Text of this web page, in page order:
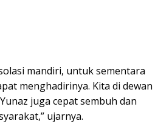
mandiri, untuk sementara
menghadirinya. Kita di dewan
juga cepat sembuh dan
ujarnya.